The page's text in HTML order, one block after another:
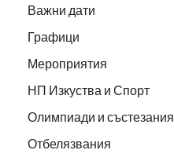
Важни дати
Графици
Мероприятия
НП Изкуства и Спорт
Олимпиади и състезания
Отбелязвания